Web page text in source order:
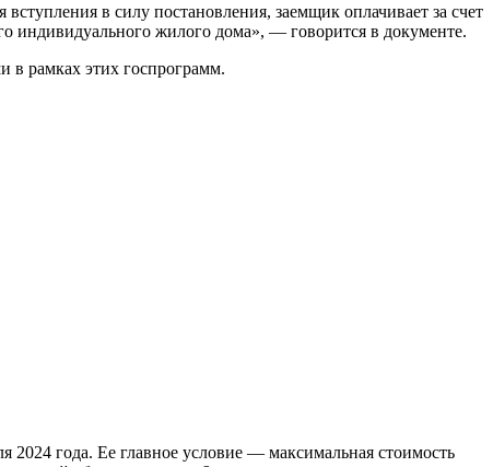
в силу постановления, заемщик оплачивает за счет
индивидуального жилого дома», — говорится в документе.
в рамках этих госпрограмм.
2024 года. Ее главное условие — максимальная стоимость